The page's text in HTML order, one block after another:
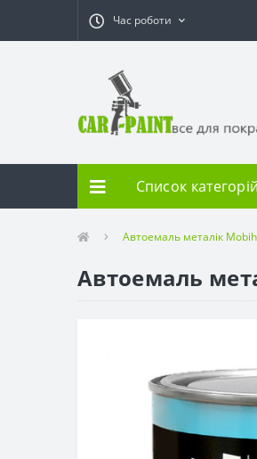
Час роботи
Список категорій
Автоемаль металік
Автоемаль